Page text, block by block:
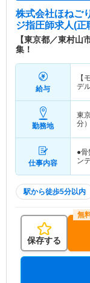
株式会社ほねご
ジ指圧師求人(正
【東京都／東村山
集！
給与
【
デ
勤務地
東
分
仕事内容
●骨
駅から徒歩5分以内
保存する